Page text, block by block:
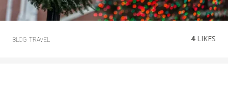
BLOG TRAVEL 4LIKES